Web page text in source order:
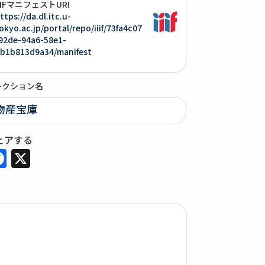
マニフェストURI
da.dl.itc.u-
portal/repo/iiif/73fa4c07
94a6-58e1-
manifest
ション名
産宝庫
アする
Facebook
X